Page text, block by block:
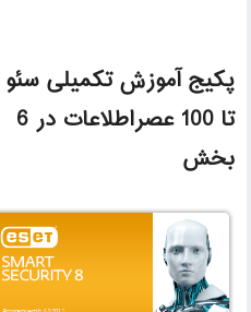
تا 100 عصراطلاعات در 6
بخش